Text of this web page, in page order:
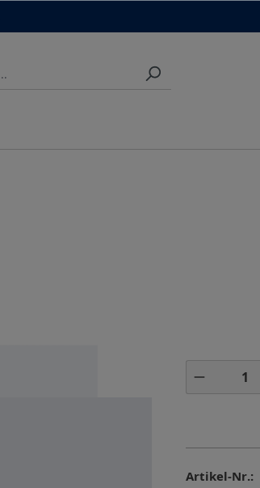
Artikel-Nr.: